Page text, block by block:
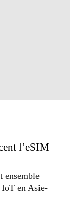
l’eSIM
ensemble
en Asie-